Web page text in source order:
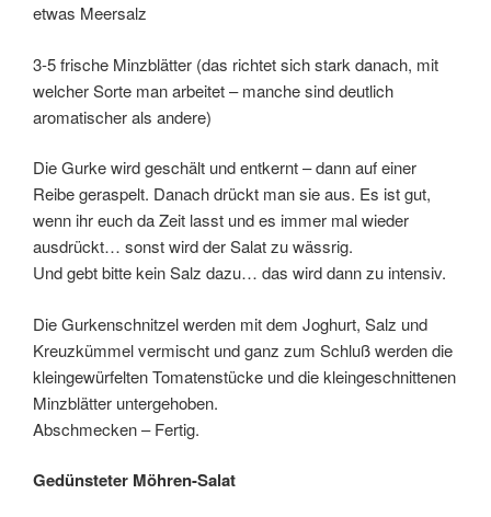
etwas Meersalz
3-5 frische Minzblätter (das richtet sich stark danach, mit
welcher Sorte man arbeitet – manche sind deutlich
aromatischer als andere)
Die Gurke wird geschält und entkernt – dann auf einer
Reibe geraspelt. Danach drückt man sie aus. Es ist gut,
wenn ihr euch da Zeit lasst und es immer mal wieder
ausdrückt… sonst wird der Salat zu wässrig.
Und gebt bitte kein Salz dazu… das wird dann zu intensiv.
Die Gurkenschnitzel werden mit dem Joghurt, Salz und
Kreuzkümmel vermischt und ganz zum Schluß werden die
kleingewürfelten Tomatenstücke und die kleingeschnittenen
Minzblätter untergehoben.
Abschmecken – Fertig.
Gedünsteter Möhren-Salat